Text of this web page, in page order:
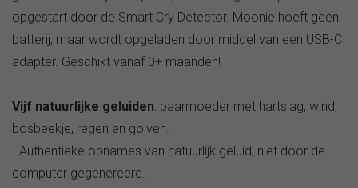
opgestart door de Smart Cry Detector. Moonie hoeft geen
batterij, maar wordt opgeladen door middel van een USB-C
adapter. Geschikt vanaf 0+ maanden!
Vijf natuurlijke geluiden: baarmoeder met hartslag, wind,
bosbeekje, regen en golven.
- Authentieke opnames van natuurlijk geluid, niet door de
computer gegenereerd.